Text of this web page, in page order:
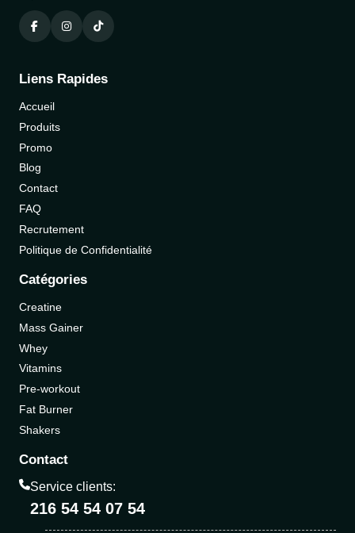
Liens Rapides
Accueil
Produits
Promo
Blog
Contact
FAQ
Recrutement
Politique de Confidentialité
Catégories
Creatine
Mass Gainer
Whey
Vitamins
Pre-workout
Fat Burner
Shakers
Contact
Service clients:
216 54 54 07 54